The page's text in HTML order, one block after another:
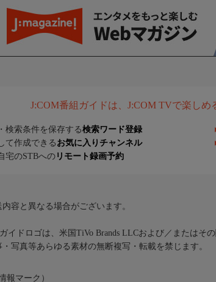
J:COM番組ガイドは、J:COM TVで楽し
検索条件を保存する検索ワード登録
て作成できる お気に入りチャンネル
宅のSTBへのリモート録画予約
容と異なる場合がございます。
イドロゴは、米国TiVo Brands LLCおよび／またはそ
写真等あらゆる素材の無断複写・転載を禁じます。
報マーク）